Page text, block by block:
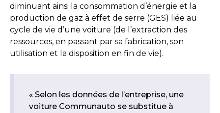
diminuant ainsi la consommation d’énergie et la
production de gaz à effet de serre (GES) liée au
cycle de vie d’une voiture (de l’extraction des
ressources, en passant par sa fabrication, son
utilisation et la disposition en fin de vie).
« Selon les données de l’entreprise, une
voiture Communauto se substitue à